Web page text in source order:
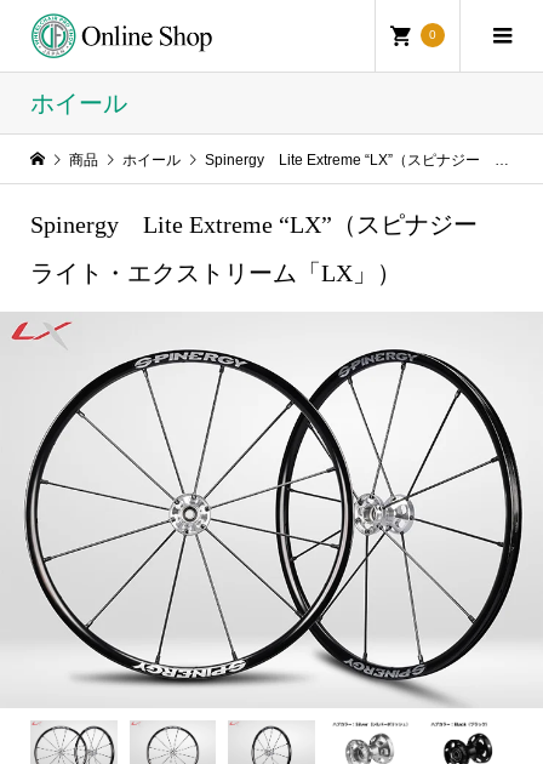
0
ホイール
商品 ホイール Spinergy Lite Extreme “LX”（スピナジー ライト・エクストリーム「LX」）
Spinergy Lite Extreme “LX”（スピナジー
ライト・エクストリーム「LX」）